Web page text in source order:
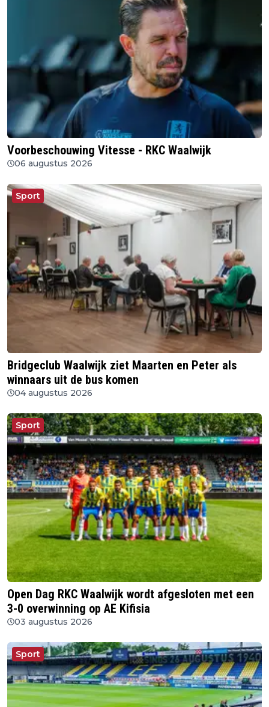
Voorbeschouwing Vitesse - RKC Waalwijk
06 augustus 2026
Sport
Bridgeclub Waalwijk ziet Maarten en Peter als
winnaars uit de bus komen
04 augustus 2026
Sport
Open Dag RKC Waalwijk wordt afgesloten met een
3-0 overwinning op AE Kifisia
03 augustus 2026
Sport